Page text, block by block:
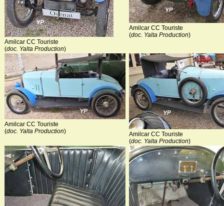
Amilcar CC Touriste
(doc. Yalta Production)
Amilcar CC Touriste
(doc. Yalta Production)
Amilcar CC Touriste
(doc. Yalta Production)
Amilcar CC Touriste
(doc. Yalta Production)